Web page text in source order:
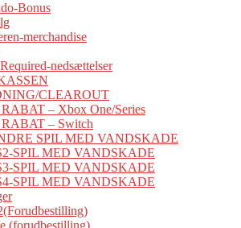
Bonus
merchandise
nedsættelser
CLEAROUT
RABAT – Xbox One/Series
RABAT – Switch
SPIL MED VANDSKADE
SPIL MED VANDSKADE
SPIL MED VANDSKADE
SPIL MED VANDSKADE